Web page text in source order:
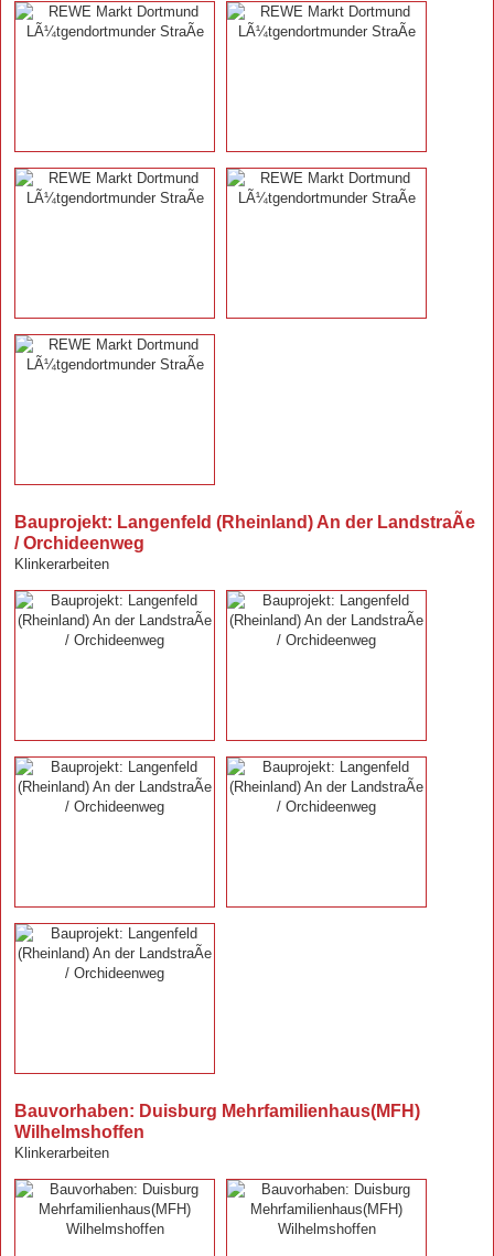
Bauprojekt: Langenfeld (Rheinland) An der LandstraÃe
/ Orchideenweg
Klinkerarbeiten
Bauvorhaben: Duisburg Mehrfamilienhaus(MFH)
Wilhelmshoffen
Klinkerarbeiten